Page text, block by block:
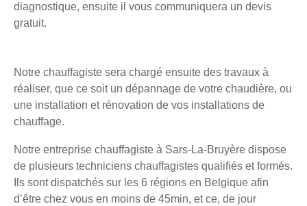
diagnostique, ensuite il vous communiquera un devis
gratuit.
Notre chauffagiste sera chargé ensuite des travaux à
réaliser, que ce soit un dépannage de votre chaudière, ou
une installation et rénovation de vos installations de
chauffage.
Notre entreprise chauffagiste à Sars-La-Bruyère dispose
de plusieurs techniciens chauffagistes qualifiés et formés.
Ils sont dispatchés sur les 6 régions en Belgique afin
d’être chez vous en moins de 45min, et ce, de jour